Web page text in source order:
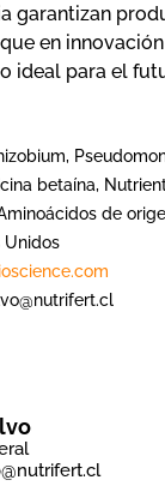
garantizan
en
ideal para el
betaína,
de
Unidos